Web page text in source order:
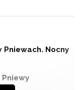
Pniewach. Nocny